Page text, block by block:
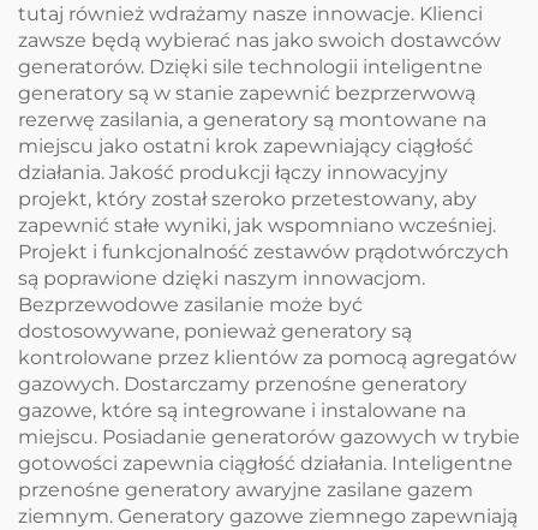
tutaj również wdrażamy nasze innowacje. Klienci
zawsze będą wybierać nas jako swoich dostawców
generatorów. Dzięki sile technologii inteligentne
generatory są w stanie zapewnić bezprzerwową
rezerwę zasilania, a generatory są montowane na
miejscu jako ostatni krok zapewniający ciągłość
działania. Jakość produkcji łączy innowacyjny
projekt, który został szeroko przetestowany, aby
zapewnić stałe wyniki, jak wspomniano wcześniej.
Projekt i funkcjonalność zestawów prądotwórczych
są poprawione dzięki naszym innowacjom.
Bezprzewodowe zasilanie może być
dostosowywane, ponieważ generatory są
kontrolowane przez klientów za pomocą agregatów
gazowych. Dostarczamy przenośne generatory
gazowe, które są integrowane i instalowane na
miejscu. Posiadanie generatorów gazowych w trybie
gotowości zapewnia ciągłość działania. Inteligentne
przenośne generatory awaryjne zasilane gazem
ziemnym. Generatory gazowe ziemnego zapewniają